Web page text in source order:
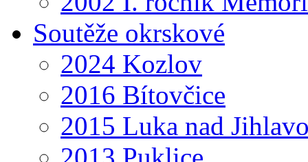
Soutěže okrskové
2024 Kozlov
2016 Bítovčice
2015 Luka nad